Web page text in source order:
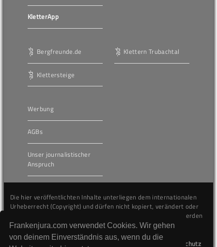
Frankenjura.com verwendet Cookies. Wir gehen
von deinem Einverständnis aus, wenn du die
KletterApp
Bergfreunde.de
Klettersteige
Klettern Trubachtal
Werbung
AGBs
Unser journalistischer
Anspruch
Die hier veröffentlichten Inhalte unterliegen dem internationalen
Urheberrecht (Copyright) und dürfen nicht kopiert, verändert oder
unverändert wiederveröffentlicht werden. Gegen Verstöße werden
wir auf juristischem Wege vorgehen.
Kontakt
Datenschutz